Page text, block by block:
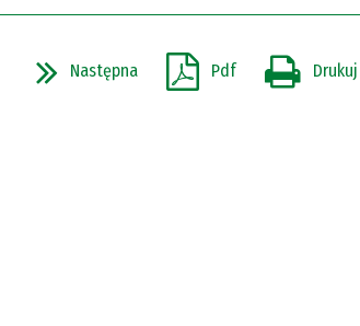
Następna Pdf Drukuj